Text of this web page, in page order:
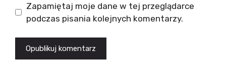
Zapamiętaj moje dane w tej przeglądarce
podczas pisania kolejnych komentarzy.